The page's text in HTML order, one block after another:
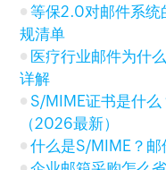
等保2.0对邮件系统
规清单
医疗行业邮件为什
详解
S/MIME证书是什
（2026最新）
什么是S/MIME？